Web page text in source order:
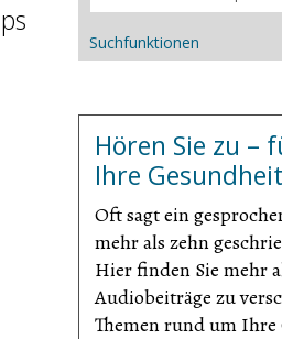
Suchfunktionen
Hören Sie zu –
Ihre Gesundheit
Oft sagt ein
mehr als zehn
Hier finden Sie mehr
Audiobeiträge zu
Themen rund um Ihre